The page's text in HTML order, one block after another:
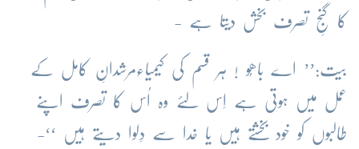
کا گنجِ تصرف بخش دیتا ہے -
بیت:’’ اے باھُو ! ہر قسم کی کیمیاءمرشدانِ کامل کے
عمل میں ہوتی ہے اِس لئے وہ اُس کا تصرف اپنے
طالبوں کو خود بخشتے ہیں یا خدا سے دِلوا دیتے ہیں ‘‘-